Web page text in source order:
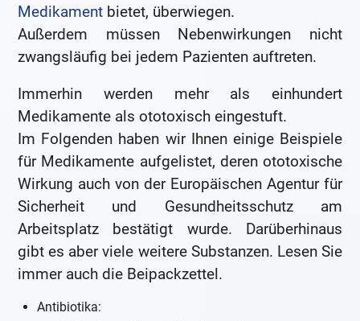
Medikament bietet, überwiegen.
Außerdem müssen Nebenwirkungen nicht
zwangsläufig bei jedem Pazienten auftreten.
Immerhin werden mehr als einhundert
Medikamente als ototoxisch eingestuft.
Im Folgenden haben wir Ihnen einige Beispiele
für Medikamente aufgelistet, deren ototoxische
Wirkung auch von der Europäischen Agentur für
Sicherheit und Gesundheitsschutz am
Arbeitsplatz bestätigt wurde. Darüberhinaus
gibt es aber viele weitere Substanzen. Lesen Sie
immer auch die Beipackzettel.
Antibiotika: